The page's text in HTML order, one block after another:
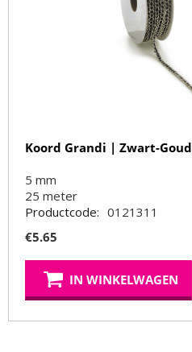
Koord Grandi | Zwart-Goud
5 mm
25 meter
Productcode: 0121311
€5.65
IN WINKELWAGEN